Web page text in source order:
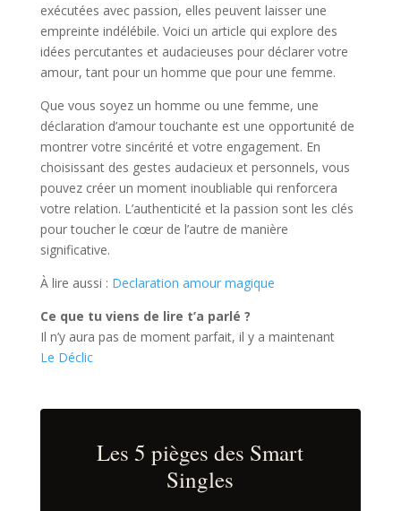
exécutées avec passion, elles peuvent laisser une
empreinte indélébile. Voici un article qui explore des
idées percutantes et audacieuses pour déclarer votre
amour, tant pour un homme que pour une femme.
Que vous soyez un homme ou une femme, une
déclaration d’amour touchante est une opportunité de
montrer votre sincérité et votre engagement. En
choisissant des gestes audacieux et personnels, vous
pouvez créer un moment inoubliable qui renforcera
votre relation. L’authenticité et la passion sont les clés
pour toucher le cœur de l’autre de manière
significative.
À lire aussi : Declaration amour magique
Ce que tu viens de lire t’a parlé ?
Il n’y aura pas de moment parfait, il y a maintenant
Le Déclic
Les 5 pièges des Smart
Singles